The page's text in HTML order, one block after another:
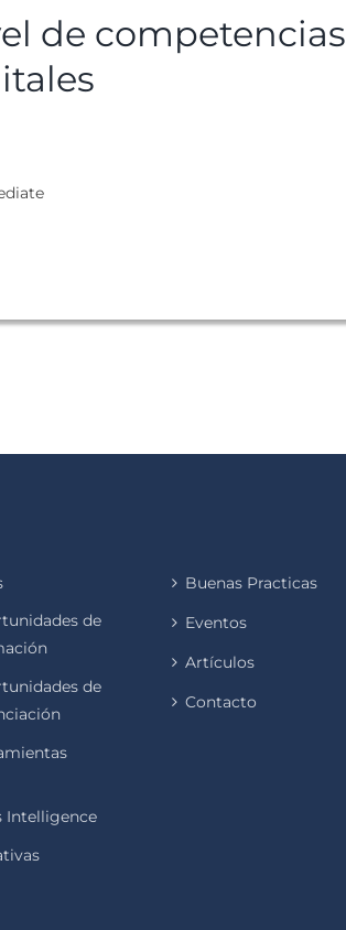
de competencias
de
de
Intelligence
Buenas Practicas
Eventos
Artículos
Contacto